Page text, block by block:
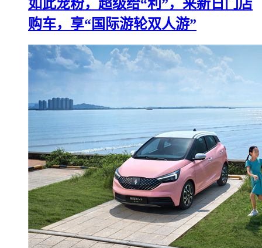
如此宠粉，超级给“利”，来新日门店
购车，享“国际游轮双人游”